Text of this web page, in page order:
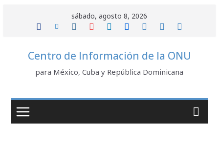
sábado, agosto 8, 2026
Centro de Información de la ONU
para México, Cuba y República Dominicana